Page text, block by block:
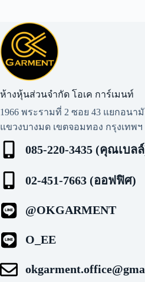
ห้างหุ้นส่วนจำกัด โอเค การ์เมนท์​
1966 พระรามที่ 2 ซอย 43 แยกอนา
แขวงบางมด เขตจอมทอง กรุงเทพฯ
085-220-3435 (คุณเบล
02-451-7663 (ออฟฟิศ)
@OKGARMENT
O_EE